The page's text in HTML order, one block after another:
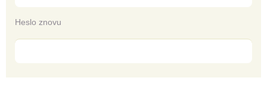
Heslo znovu